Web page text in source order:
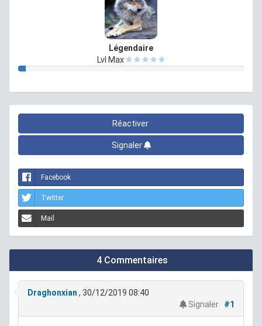
Légendaire
Lvl Max
Réactiver
Signaler
Facebook
Twitter
Mail
4 Commentaires
Draghonxian , 30/12/2019 08:40
Signaler
#1